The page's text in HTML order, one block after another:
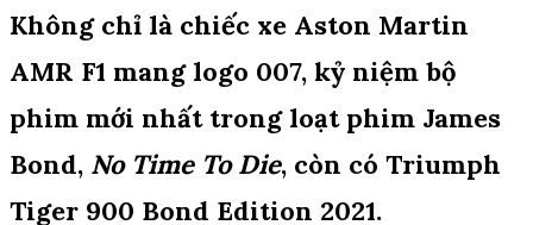
Không chỉ là chiếc xe Aston Martin
AMR F1 mang logo 007, kỷ niệm bộ
phim mới nhất trong loạt phim James
Bond, No Time To Die, còn có Triumph
Tiger 900 Bond Edition 2021.